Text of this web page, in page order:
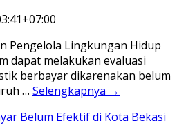
Pengelola Lingkungan Hidup
dapat melakukan evaluasi
berbayar dikarenakan belum
… Selengkapnya →